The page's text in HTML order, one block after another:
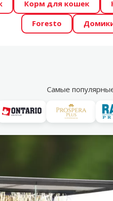
Dino Zoo предлагает
“GADA ŪSAIŅI”!
Корм для кошек
Foresto
Самые
Классические террариумы